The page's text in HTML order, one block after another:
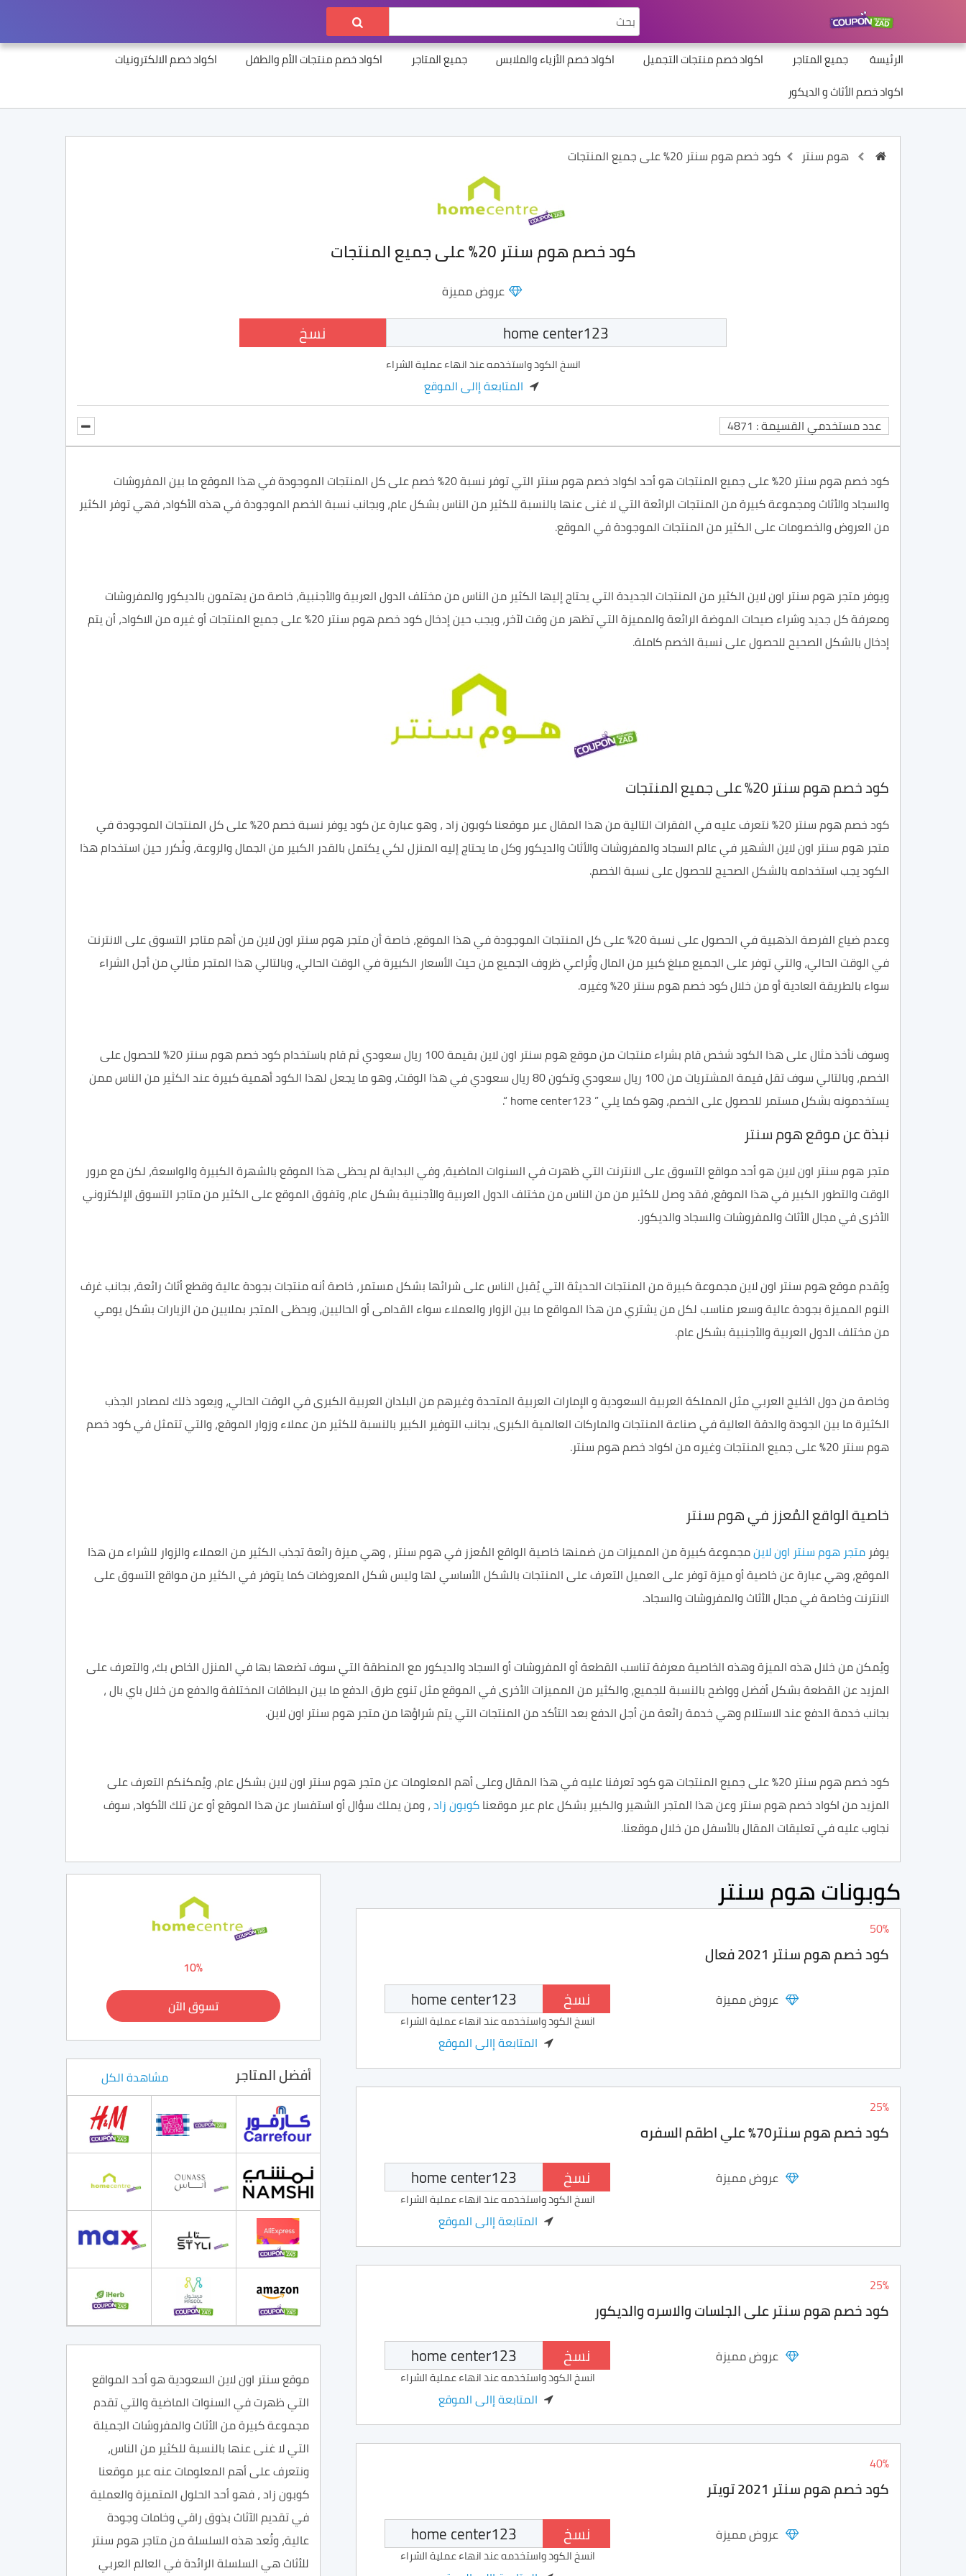
الرئيسة جميع المتاجر اكواد خصم منتجات التجميل اكواد خصم الأزياء والملابس جميع المتاجر اكواد خصم منتجات الأم والطفل
اكواد خصم الالكترونيات
اكواد خصم الأثاث و الديكور
هوم سنتر كود خصم هوم سنتر 20% على جميع المنتجات
كود خصم هوم سنتر 20% على جميع المنتجات
عروض مميزة
نسخ
انسخ الكود واستخدمه عند انهاء عملية الشراء
المتابعة إالى الموقع
عدد مستخدمي القسيمة : 4871
كود خصم هوم سنتر 20% على جميع المنتجات هو أحد اكواد خصم هوم سنتر التي توفر نسبة 20% خصم على كل المنتجات الموجودة في هذا الموقع ما بين المفروشات
والسجاد والأثاث ومجموعة كبيرة من المنتجات الرائعة التي لا غنى عنها بالنسبة للكثير من الناس بشكل عام، وبجانب نسبة الخصم الموجودة في هذه الأكواد، فهي توفر الكثير
من العروض والخصومات على الكثير من المنتجات الموجودة في الموقع.
ويوفر متجر هوم سنتر اون لاين الكثير من المنتجات الجديدة التي يحتاج إليها الكثير من الناس من مختلف الدول العربية والأجنبية، خاصة من يهتمون بالديكور والمفروشات
ومعرفة كل جديد وشراء صيحات الموضة الرائعة والمميزة التي تظهر من وقت لآخر، ويجب حين إدخال كود خصم هوم سنتر 20% على جميع المنتجات أو غيره من الاكواد، أن يتم
إدخال بالشكل الصحيح للحصول على نسبة الخصم كاملة.
كود خصم هوم سنتر 20% على جميع المنتجات
كود خصم هوم سنتر 20% نتعرف عليه في الفقرات التالية من هذا المقال عبر موقعنا كوبون زاد ، وهو عبارة عن كود يوفر نسبة خصم 20% على كل المنتجات الموجودة في
متجر هوم سنتر اون لاين الشهير في عالم السجاد والمفروشات والأثاث والديكور وكل ما يحتاج إليه المنزل لكي يكتمل بالقدر الكبير من الجمال والروعة، ونُكرر حين استخدام هذا
الكود يجب استخدامه بالشكل الصحيح للحصول على نسبة الخصم.
وعدم ضياع الفرصة الذهبية في الحصول على نسبة 20% على كل المنتجات الموجودة في هذا الموقع، خاصة أن متجر هوم سنتر اون لاين من أهم متاجر التسوق على الانترنت
في الوقت الحالي، والتي توفر على الجميع مبلغ كبير من المال وتُراعي ظروف الجميع من حيث الأسعار الكبيرة في الوقت الحالي، وبالتالي هذا المتجر مثالي من أجل الشراء
سواء بالطريقة العادية أو من خلال كود خصم هوم سنتر 20% وغيره.
وسوف نأخذ مثال على هذا الكود شخص قام بشراء منتجات من موقع هوم سنتر اون لاين بقيمة 100 ريال سعودي ثم قام باستخدام كود خصم هوم سنتر 20% للحصول على
الخصم، وبالتالي سوف تقل قيمة المشتريات من 100 ريال سعودي وتكون 80 ريال سعودي في هذا الوقت، وهو ما يجعل لهذا الكود أهمية كبيرة عند الكثير من الناس ممن
يستخدمونه بشكل مستمر للحصول على الخصم، وهو كما يلي ” home center123
“.
نبذة عن موقع هوم سنتر
متجر هوم سنتر اون لاين هو أحد مواقع التسوق على الانترنت التي ظهرت في السنوات الماضية، وفي البداية لم يحظى هذا الموقع بالشهرة الكبيرة والواسعة، لكن مع مرور
الوقت والتطور الكبير في هذا الموقع، فقد وصل للكثير من من الناس من مختلف الدول العربية والأجنبية بشكل عام، وتفوق الموقع على الكثير من متاجر التسوق الإلكتروني
الأخرى في مجال الأثاث والمفروشات والسجاد والديكور.
ويُقدم موقع هوم سنتر اون لاين مجموعة كبيرة من المنتجات الحديثة التي يُقبل الناس على شرائها بشكل مستمر، خاصة أنه منتجات بجودة عالية وقطع أثاث رائعة، بجانب غرف
النوم المميزة بجودة عالية وسعر مناسب لكل من يشتري من هذا المواقع ما بين الزوار والعملاء سواء القدامى أو الحاليين، ويحظى المتجر بملايين من الزيارات بشكل يومي
من مختلف الدول العربية والأجنبية بشكل عام.
وخاصة من دول الخليج العربي مثل المملكة العربية السعودية و الإمارات العربية المتحدة وغيرهم من البلدان العربية الكبرى في الوقت الحالي، ويعود ذلك لمصادر الجذب
الكثيرة ما بين الجودة والدقة العالية في صناعة المنتجات والماركات العالمية الكبرى، بجانب التوفير الكبير بالنسبة للكثير من عملاء وزوار الموقع، والتي تتمثل في كود خصم
هوم سنتر 20% على جميع المنتجات وغيره من اكواد خصم هوم سنتر.
خاصية الواقع المُعزز في هوم سنتر
يوفرمتجر هوم سنتر اون لاينمجموعة كبيرة من المميزات من ضمنها خاصية الواقع المُعزز في هوم سنتر ، وهي ميزة رائعة تجذب الكثير من العملاء والزوار للشراء من هذا
الموقع، وهي عبارة عن خاصية أو ميزة توفر على العميل التعرف على المنتجات بالشكل الأساسي لها وليس شكل المعروضات كما يتوفر في الكثير من مواقع التسوق على
الانترنت وخاصة في مجال الأثاث والمفروشات والسجاد.
ويُمكن من خلال هذه الميزة وهذه الخاصية معرفة تناسب القطعة أو المفروشات أو السجاد والديكور مع المنطقة التي سوف تضعها بها في المنزل الخاص بك، والتعرف على
المزيد عن القطعة بشكل أفضل وواضح بالنسبة للجميع، والكثير من المميزات الأخرى في الموقع مثل تنوع طرق الدفع ما بين البطاقات المختلفة والدفع من خلال باي بال ،
بجانب خدمة الدفع عند الاستلام وهي خدمة رائعة من أجل الدفع بعد التأكد من المنتجات التي يتم شراؤها من متجر هوم سنتر اون لاين.
كود خصم هوم سنتر 20% على جميع المنتجات هو كود تعرفنا عليه في هذا المقال وعلى أهم المعلومات عن متجر هوم سنتر اون لاين بشكل عام، ويُمكنكم التعرف على
المزيد من اكواد خصم هوم سنتر وعن هذا المتجر الشهير والكبير بشكل عام عبر موقعناكوبون زاد، ومن يملك سؤال أو استفسار عن هذا الموقع أو عن تلك الأكواد، سوف
نجاوب عليه في تعليقات المقال بالأسفل من خلال موقعنا.
كوبونات هوم سنتر
50%
كود خصم هوم سنتر 2021 فعال
عروض مميزة نسخ
انسخ الكود واستخدمه عند انهاء عملية الشراء
المتابعة إالى الموقع
25%
كود خصم هوم سنتر70% علي اطقم السفره
عروض مميزة نسخ
انسخ الكود واستخدمه عند انهاء عملية الشراء
المتابعة إالى الموقع
25%
كود خصم هوم سنتر على الجلسات والاسره والديكور
عروض مميزة نسخ
انسخ الكود واستخدمه عند انهاء عملية الشراء
المتابعة إالى الموقع
40%
كود خصم هوم سنتر 2021 تويتر
عروض مميزة نسخ
انسخ الكود واستخدمه عند انهاء عملية الشراء
10%
تسوق الآن
أفضل المتاجر مشاهدة الكل
موقع سنتر اون لاين السعودية هو أحد المواقع
التي ظهرت في السنوات الماضية والتي تقدم
مجموعة كبيرة من الأثاث والمفروشات الجميلة
التي لا غنى عنها بالنسبة للكثير من الناس،
ونتعرف على أهم المعلومات عنه عبر موقعنا
كوبون زاد ، فهو أحد الحلول المتميزة والعملية
في تقديم الآثاث بذوق راقي وخامات وجودة
عالية، وتُعد هذه السلسلة من متاجر هوم سنتر
للأثاث هي السلسلة الرائدة في العالم العربي